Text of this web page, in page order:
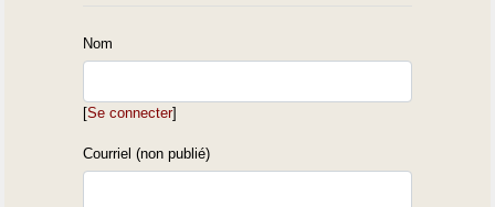
Nom
[Se connecter]
Courriel (non publié)